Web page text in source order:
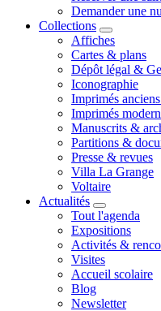
Demander une
Collections
Affiches
Cartes & plans
Dépôt légal &
Iconographie
Imprimés
Imprimés
Manuscrits &
Partitions &
Presse & revues
Villa La Grange
Voltaire
Actualités
Tout l'agenda
Expositions
Activités &
Visites
Accueil scolaire
Blog
Newsletter